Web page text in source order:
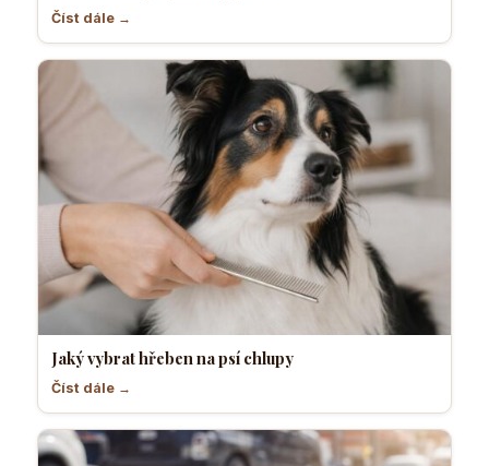
Číst dále →
Jaký vybrat hřeben na psí chlupy
Číst dále →